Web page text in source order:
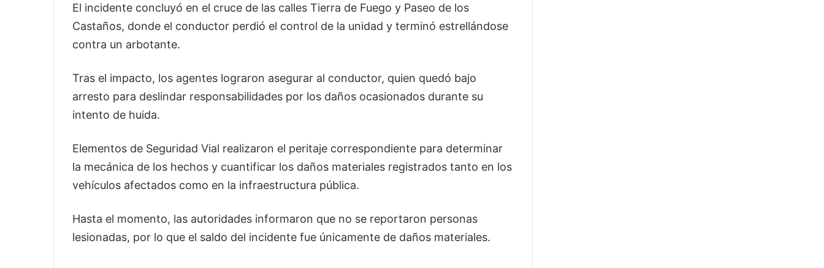
El incidente concluyó en el cruce de las calles Tierra de Fuego y Paseo de los
Castaños, donde el conductor perdió el control de la unidad y terminó estrellándose
contra un arbotante.
Tras el impacto, los agentes lograron asegurar al conductor, quien quedó bajo
arresto para deslindar responsabilidades por los daños ocasionados durante su
intento de huida.
Elementos de Seguridad Vial realizaron el peritaje correspondiente para determinar
la mecánica de los hechos y cuantificar los daños materiales registrados tanto en los
vehículos afectados como en la infraestructura pública.
Hasta el momento, las autoridades informaron que no se reportaron personas
lesionadas, por lo que el saldo del incidente fue únicamente de daños materiales.